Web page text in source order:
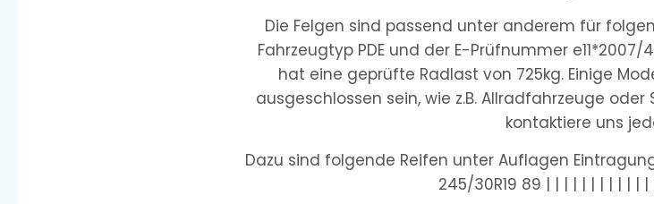
Die Felgen sind passend unter anderem für
Fahrzeugtyp PDE und der E-Prüfnummer e11*2007/
hat eine geprüfte Radlast von 725kg. Einige
ausgeschlossen sein, wie z.B. Allradfahrzeuge
kontaktiere uns
Dazu sind folgende Reifen unter Auflagen
245/30R19 89 | | | | | | | | | | |